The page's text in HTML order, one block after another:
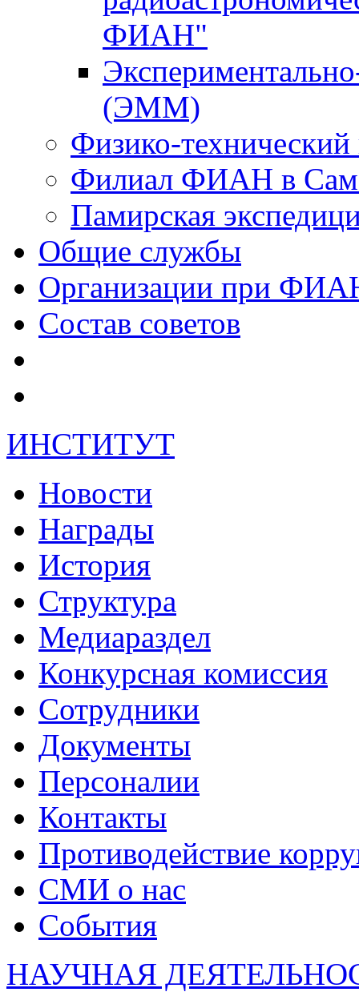
ФИАН"
(ЭММ)
Физико-
Филиал ФИАН в
Памирская
Общие службы
Организации при
Состав советов
ИНСТИТУТ
Новости
Награды
История
Структура
Медиараздел
Конкурсная комиссия
Сотрудники
Документы
Персоналии
Контакты
Противодействие
СМИ о нас
События
НАУЧНАЯ